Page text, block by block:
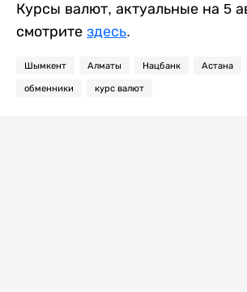
Курсы валют, актуальные на 5
смотрите здесь.
Шымкент Алматы Нацбанк Астана
обменники курс валют